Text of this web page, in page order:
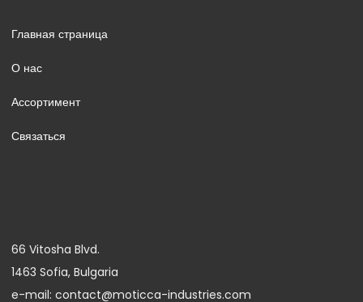
Главная страница
О нас
Ассортимент
Связаться
66 Vitosha Blvd.
1463 Sofia, Bulgaria
e-mail: contact@moticca-industries.com